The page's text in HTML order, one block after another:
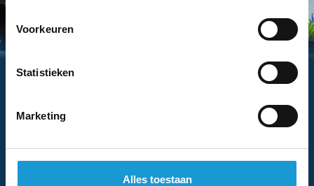
Voorkeuren
Statistieken
Marketing
Alles toestaan
Vraag dan nu eenvoudig een
adviseurs